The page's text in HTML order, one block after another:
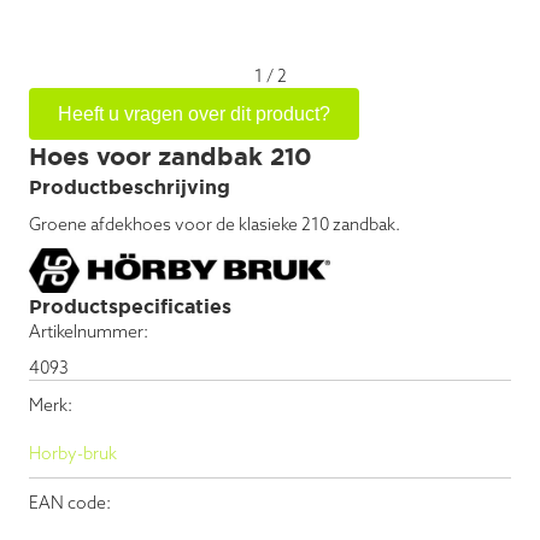
Productspecificaties
Artikelnummer:
4093
Merk:
Horby-bruk
EAN code:
1 /2
Heeft u vragen over dit product?
Hoes voor zandbak 210
Productbeschrijving
Groene afdekhoes voor de klasieke 210 zandbak.